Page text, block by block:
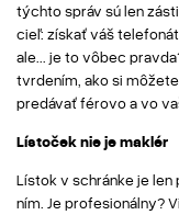
týchto správ sú len
cieľ: získať váš
ale... je to vôbec
tvrdením, ako si
predávať férovo a vo
Lístoček nie je maklér
Lístok v schránke je
ním. Je profesionálny?